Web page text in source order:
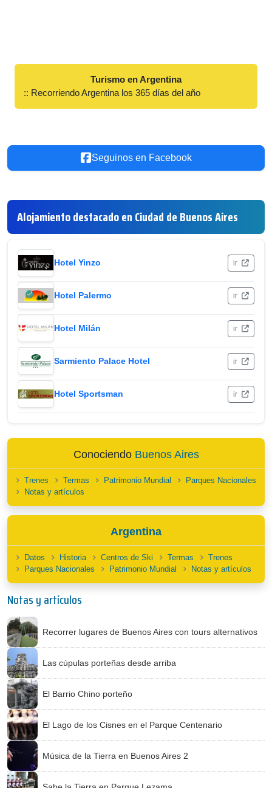
Turismo en Argentina
:: Recorriendo Argentina los 365 días del año
Seguinos en Facebook
Alojamiento destacado en Ciudad de Buenos Aires
Hotel Yinzo ir
Hotel Palermo ir
Hotel Milán ir
Sarmiento Palace Hotel ir
Hotel Sportsman ir
Conociendo Buenos Aires
Trenes Termas Patrimonio Mundial
Parques Nacionales
Notas y artículos
Argentina
Datos Historia Centros de Ski Termas
Trenes
Parques Nacionales
Patrimonio Mundial Notas y artículos
Notas y artículos
Recorrer lugares de Buenos Aires con tours alternativos
Las cúpulas porteñas desde arriba
El Barrio Chino porteño
El Lago de los Cisnes en el Parque Centenario
Música de la Tierra en Buenos Aires 2